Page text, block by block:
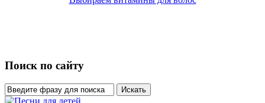
Поиск по сайту